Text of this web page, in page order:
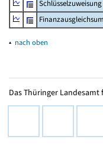
Schlüsselzuweisung
▴ nach oben
Das Thüringer